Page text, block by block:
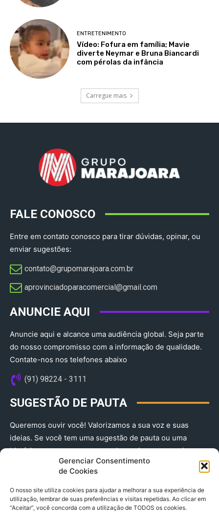
Gerenciar Consentimento
de Cookies
O nosso site utiliza cookies para ajudar a melhorar a sua experiência de
utilização, lembrar de suas preferências e visitas repetidas. Ao clicar em
“Aceitar”, você concorda com a utilização de TODOS os cookies.
ENTRETENIMENTO
Vídeo: Fofura em família; Mavie
diverte Neymar e Bruna Biancardi
com pérolas da infância
Carregue mais
FALE CONOSCO
Entre em contato conosco para tirar dúvidas, opinar, ou
enviar sugestões:
contato@grupomarajoara.com.br
aprovinciadoparacomercial@gmail.com​
ANUNCIE AQUI
Anuncie aqui e alcance uma audiência global. Seja parte
do nosso compromisso com a informação de qualidade.
Contate-nos nos telefones abaixo
(91) 98224 - 3111
SUGESTÃO DE PAUTA
Queremos ouvir você! Valorizamos a sua voz e suas
ideias. Se você tem uma sugestão de pauta ou uma
história que merece ser contada, envie-nos agora!
(91) 98224 - 3111